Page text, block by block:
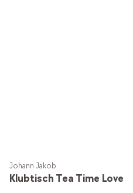
Klubtisch Tea Time Love
Johann Jakob